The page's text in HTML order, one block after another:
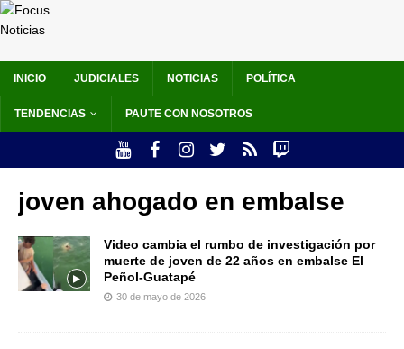
INICIO JUDICIALES NOTICIAS POLÍTICA
TENDENCIAS PAUTE CON NOSOTROS
joven ahogado en embalse
Video cambia el rumbo de investigación por
muerte de joven de 22 años en embalse El
Peñol-Guatapé
30 de mayo de 2026